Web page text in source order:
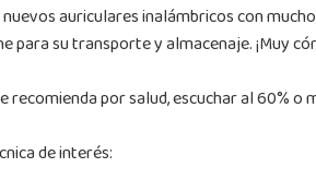
auriculares inalámbricos con
para su transporte y almacenaje. ¡Muy
recomienda por salud, escuchar al 60%
de interés: